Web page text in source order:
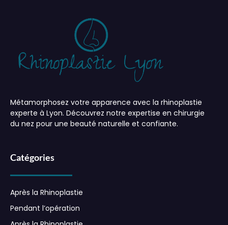
Métamorphosez votre apparence avec la rhinoplastie
experte à Lyon. Découvrez notre expertise en chirurgie
du nez pour une beauté naturelle et confiante.
Catégories
Après la Rhinoplastie
Pendant l’opération